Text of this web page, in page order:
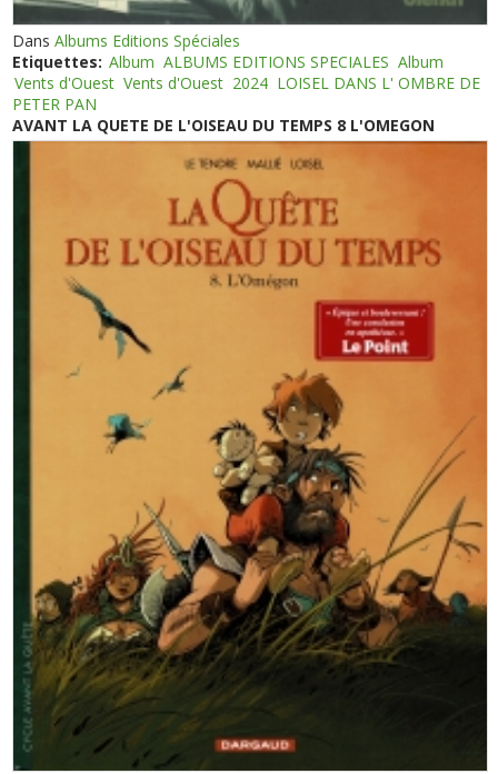
DansAlbums Editions Spéciales
Etiquettes: Album ALBUMS EDITIONS SPECIALES Album
Vents d'Ouest Vents d'Ouest 2024 LOISEL DANS L' OMBRE DE
PETER PAN
AVANT LA QUETE DE L'OISEAU DU TEMPS 8 L'OMEGON